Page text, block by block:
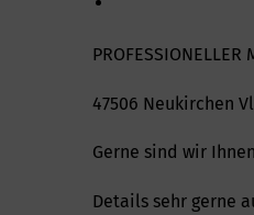
PROFESSIONELLER
47506 Neukirchen
Gerne sind wir
Details sehr gerne